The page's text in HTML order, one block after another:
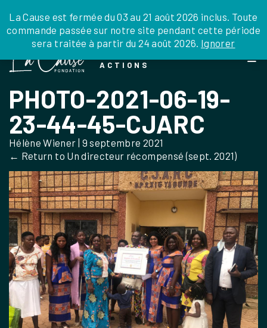
to
the
La Cause est fermée du 03 au 21 août 2026 inclus. Toute
commande passée sur notre site pendant cette période
sera traitée à partir du 24 août 2026. Ignorer
JE DONNE JE PARRAINE NOUS SOUTENIR
DEPUIS LA FRANCE
DEPUIS L’INTERNATIONAL
EN TANT QU’ORGANISATION
LEGS, LIBÉRALITÉS
0 ARTICLE
ACTIONS
PHOTO-2021-06-19-
23-44-45-CJARC
Hélène Wiener | 9 septembre 2021
← Return to Un directeur récompensé (sept. 2021)